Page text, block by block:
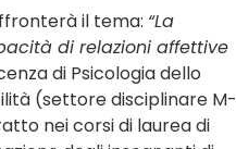
il tema: “La
di relazioni affettive
di Psicologia dello
(settore disciplinare M-
nei corsi di laurea di